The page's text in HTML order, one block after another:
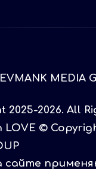
2025-2026. All
LOVE ©
сайте